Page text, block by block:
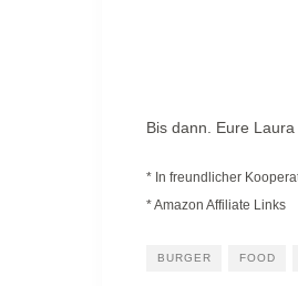
Bis dann. Eure Laura
* In freundlicher
* Amazon Affiliate Links
BURGER FOOD